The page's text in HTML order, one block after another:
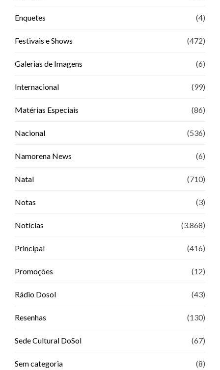
Enquetes (4)
Festivais e Shows (472)
Galerias de Imagens (6)
Internacional (99)
Matérias Especiais (86)
Nacional (536)
Namorena News (6)
Natal (710)
Notas (3)
Notícias (3.868)
Principal (416)
Promoções (12)
Rádio Dosol (43)
Resenhas (130)
Sede Cultural DoSol (67)
Sem categoria (8)